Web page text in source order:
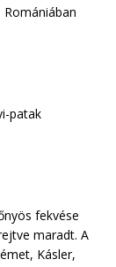
Romániában
patak
fekvése
maradt. A
Kásler,